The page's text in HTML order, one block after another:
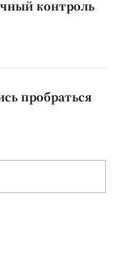
контроль
пробраться